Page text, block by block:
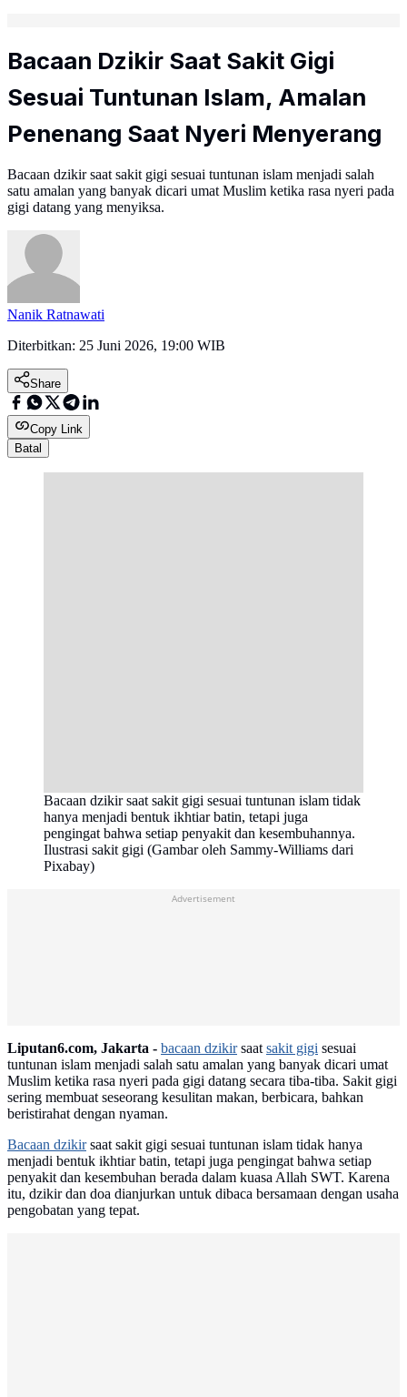
Bacaan Dzikir Saat Sakit Gigi
Sesuai Tuntunan Islam, Amalan
Penenang Saat Nyeri Menyerang
Bacaan dzikir saat sakit gigi sesuai tuntunan islam menjadi salah
satu amalan yang banyak dicari umat Muslim ketika rasa nyeri pada
gigi datang yang menyiksa.
Nanik Ratnawati
Diterbitkan: 25 Juni 2026, 19:00 WIB
Share
Copy Link
Batal
Bacaan dzikir saat sakit gigi sesuai tuntunan islam tidak
hanya menjadi bentuk ikhtiar batin, tetapi juga
pengingat bahwa setiap penyakit dan kesembuhannya.
Ilustrasi sakit gigi (Gambar oleh Sammy-Williams dari
Pixabay)
Liputan6.com, Jakarta - bacaan dzikirsaatsakit gigi sesuai
tuntunan islam menjadi salah satu amalan yang banyak dicari umat
Muslim ketika rasa nyeri pada gigi datang secara tiba-tiba. Sakit gigi
sering membuat seseorang kesulitan makan, berbicara, bahkan
beristirahat dengan nyaman.
Bacaan dzikirsaat sakit gigi sesuai tuntunan islam tidak hanya
menjadi bentuk ikhtiar batin, tetapi juga pengingat bahwa setiap
penyakit dan kesembuhan berada dalam kuasa Allah SWT. Karena
itu, dzikir dan doa dianjurkan untuk dibaca bersamaan dengan usaha
pengobatan yang tepat.